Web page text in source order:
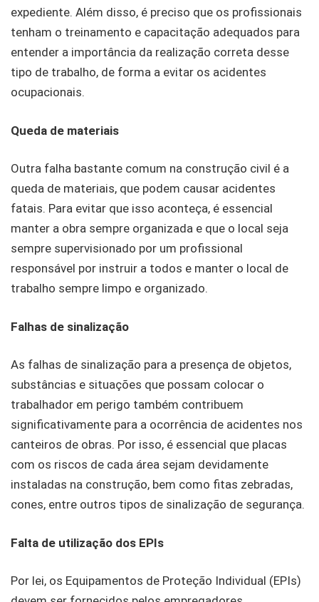
expediente. Além disso, é preciso que os profissionais
tenham o treinamento e capacitação adequados para
entender a importância da realização correta desse
tipo de trabalho, de forma a evitar os acidentes
ocupacionais.
Queda de materiais
Outra falha bastante comum na construção civil é a
queda de materiais, que podem causar acidentes
fatais. Para evitar que isso aconteça, é essencial
manter a obra sempre organizada e que o local seja
sempre supervisionado por um profissional
responsável por instruir a todos e manter o local de
trabalho sempre limpo e organizado.
Falhas de sinalização
As falhas de sinalização para a presença de objetos,
substâncias e situações que possam colocar o
trabalhador em perigo também contribuem
significativamente para a ocorrência de acidentes nos
canteiros de obras. Por isso, é essencial que placas
com os riscos de cada área sejam devidamente
instaladas na construção, bem como fitas zebradas,
cones, entre outros tipos de sinalização de segurança.
Falta de utilização dos EPIs
Por lei, os Equipamentos de Proteção Individual (EPIs)